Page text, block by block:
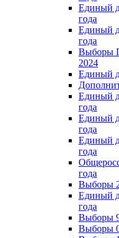
Единый
года
Единый
года
Выборы
2024
Единый
Единый
года
Единый
года
Единый
года
года
Выборы
Единый
года
Выборы 9
Выборы